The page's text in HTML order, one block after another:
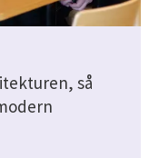
så